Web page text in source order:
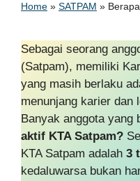
Home » SATPAM »
Sebagai seorang
(Satpam), memiliki
yang masih berlaku
menunjang karier dan
Banyak anggota yang
aktif KTA Satpam?
KTA Satpam adalah 3
kedaluwarsa bukan